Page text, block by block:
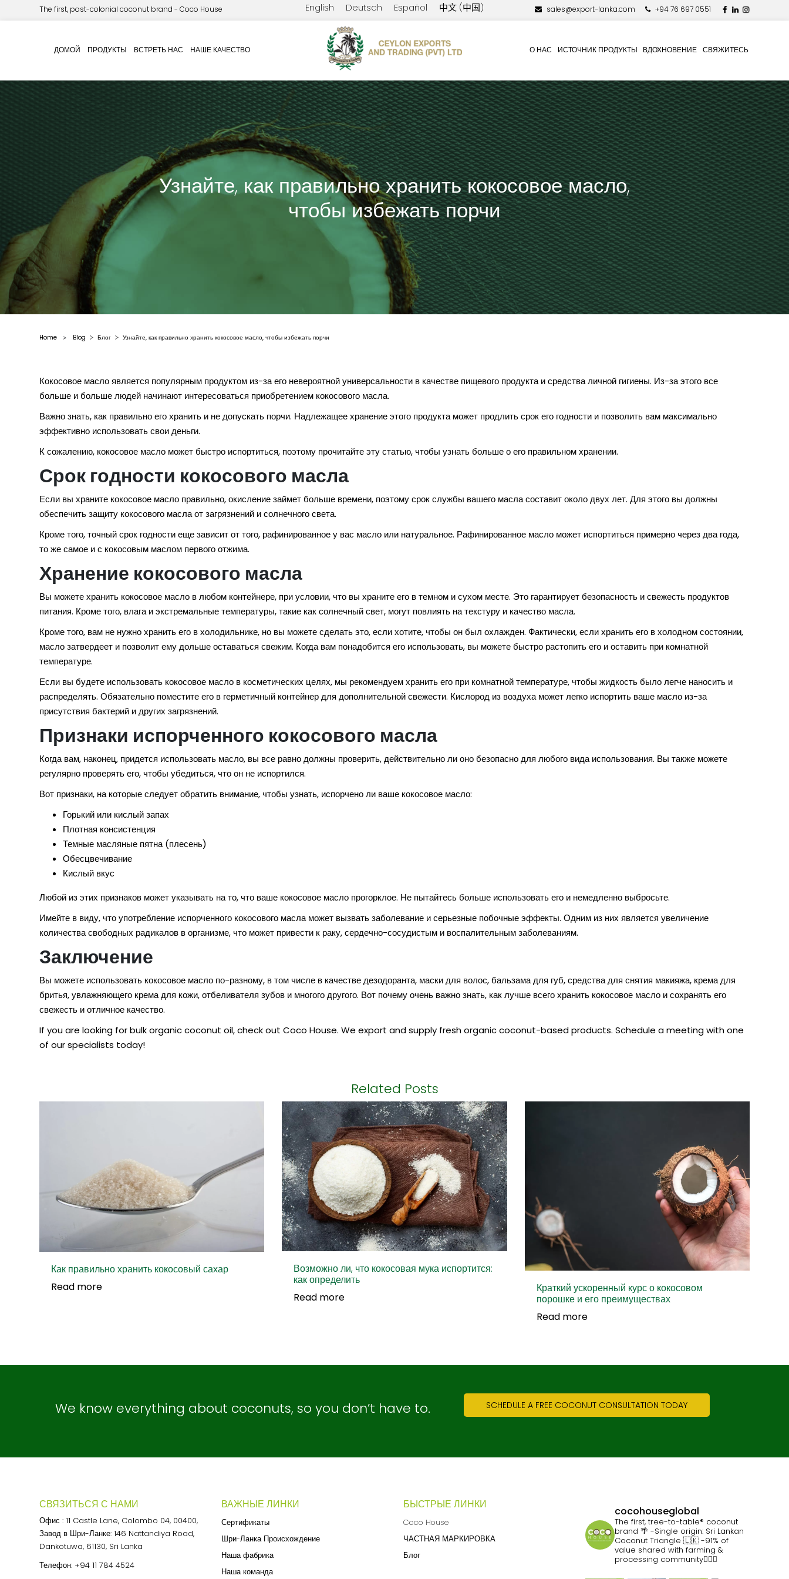
The first, post-colonial coconut brand - Coco House English Deutsch Español 中文 (中国) sales@export-lanka.com +94 76 697 0551
ДОМОЙ ПРОДУКТЫ ВСТРЕТЬ НАС НАШЕ КАЧЕСТВО О НАС ИСТОЧНИК ПРОДУКТЫ ВДОХНОВЕНИЕ СВЯЖИТЕСЬ
Узнайте, как правильно хранить кокосовое масло,
чтобы избежать порчи
Home > Blog Блог Узнайте, как правильно хранить кокосовое масло, чтобы избежать порчи
Кокосовое масло является популярным продуктом из-за его невероятной универсальности в качестве пищевого продукта и средства личной гигиены. Из-за этого все
больше и больше людей начинают интересоваться приобретением кокосового масла.
Важно знать, как правильно его хранить и не допускать порчи. Надлежащее хранение этого продукта может продлить срок его годности и позволить вам максимально
эффективно использовать свои деньги.
К сожалению, кокосовое масло может быстро испортиться, поэтому прочитайте эту статью, чтобы узнать больше о его правильном хранении.
Срок годности кокосового масла
Если вы храните кокосовое масло правильно, окисление займет больше времени, поэтому срок службы вашего масла составит около двух лет. Для этого вы должны
обеспечить защиту кокосового масла от загрязнений и солнечного света.
Кроме того, точный срок годности еще зависит от того, рафинированное у вас масло или натуральное. Рафинированное масло может испортиться примерно через два года,
то же самое и с кокосовым маслом первого отжима.
Хранение кокосового масла
Вы можете хранить кокосовое масло в любом контейнере, при условии, что вы храните его в темном и сухом месте. Это гарантирует безопасность и свежесть продуктов
питания. Кроме того, влага и экстремальные температуры, такие как солнечный свет, могут повлиять на текстуру и качество масла.
Кроме того, вам не нужно хранить его в холодильнике, но вы можете сделать это, если хотите, чтобы он был охлажден. Фактически, если хранить его в холодном состоянии,
масло затвердеет и позволит ему дольше оставаться свежим. Когда вам понадобится его использовать, вы можете быстро растопить его и оставить при комнатной
температуре.
Если вы будете использовать кокосовое масло в косметических целях, мы рекомендуем хранить его при комнатной температуре, чтобы жидкость было легче наносить и
распределять. Обязательно поместите его в герметичный контейнер для дополнительной свежести. Кислород из воздуха может легко испортить ваше масло из-за
присутствия бактерий и других загрязнений.
Признаки испорченного кокосового масла
Когда вам, наконец, придется использовать масло, вы все равно должны проверить, действительно ли оно безопасно для любого вида использования. Вы также можете
регулярно проверять его, чтобы убедиться, что он не испортился.
Вот признаки, на которые следует обратить внимание, чтобы узнать, испорчено ли ваше кокосовое масло:
Горький или кислый запах
Плотная консистенция
Темные масляные пятна (плесень)
Обесцвечивание
Кислый вкус
Любой из этих признаков может указывать на то, что ваше кокосовое масло прогорклое. Не пытайтесь больше использовать его и немедленно выбросьте.
Имейте в виду, что употребление испорченного кокосового масла может вызвать заболевание и серьезные побочные эффекты. Одним из них является увеличение
количества свободных радикалов в организме, что может привести к раку, сердечно-сосудистым и воспалительным заболеваниям.
Заключение
Вы можете использовать кокосовое масло по-разному, в том числе в качестве дезодоранта, маски для волос, бальзама для губ, средства для снятия макияжа, крема для
бритья, увлажняющего крема для кожи, отбеливателя зубов и многого другого. Вот почему очень важно знать, как лучше всего хранить кокосовое масло и сохранять его
свежесть и отличное качество.
If you are looking forbulk organic coconut oil, check out Coco House. We export and supply fresh organic coconut-based products. Schedule a meeting with one
of our specialists today!
Related Posts
Как правильно хранить кокосовый сахар
Read more
Возможно ли, что кокосовая мука испортится:
как определить
Read more
Краткий ускоренный курс о кокосовом
порошке и его преимуществах
Read more
We know everything about coconuts, so you don’t have to. SCHEDULE A FREE COCONUT CONSULTATION TODAY
СВЯЗИТЬСЯ С НАМИ
Офис : 11 Castle Lane, Colombo 04, 00400,
Завод в Шри-Ланке: 146 Nattandiya Road,
Dankotuwa, 61130, Sri Lanka
Телефон: +94 11 784 4524
ВАЖНЫЕ ЛИНКИ
Сертификаты
Шри-Ланка Происхождение
Наша фабрика
Наша команда
БЫСТРЫЕ ЛИНКИ
Coco House
ЧАСТНАЯ МАРКИРОВКА
Блог
cocohouseglobal
The first, tree-to-table® coconut
brand 🌴 -Single origin: Sri Lankan
Coconut Triangle 🇱🇰 -91% of
value shared with farming &
processing community👷🏽‍♀️